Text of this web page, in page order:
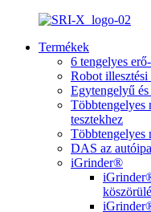
Termékek
6 tengelyes
Robot
Egytengelyű
Többtengelyes
tesztekhez
Többtengelyes
DAS az
iGrinder®